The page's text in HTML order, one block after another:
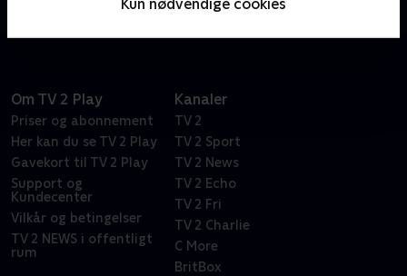
Om TV 2 Play
Priser og abonnement
Her kan du se TV 2 Play
Gavekort til TV 2 Play
Support og
Kundecenter
Vilkår og betingelser
TV 2 NEWS i offentligt
rum
Kanaler
TV 2
TV 2 Sport
TV 2 News
TV 2 Echo
TV 2 Fri
TV 2 Charlie
C More
BritBox